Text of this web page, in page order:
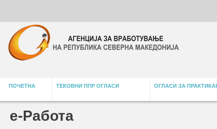
ПОЧЕТНА ТЕКОВНИ ППР ОГЛАСИ ОГЛАСИ ЗА
е-Работа